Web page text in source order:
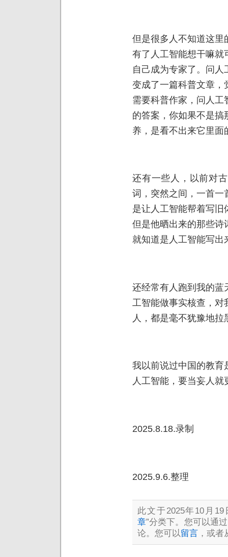
但是很多人不知道这里
有了人工智能想干嘛就
自己成为专家了。问
变成了一篇科普文章，
需要科普作家，问人
的答案，你如果不是
养，是看不出来它里
还有一些人，以前对
词，突然之间，一首一
是让人工智能帮着写
但是他晒出来的那些诗
就知道是人工智能写出
还经常有人跑到我的蓝
工智能做事实核查，
人，都是毫不犹豫地拉
我以前说过中国的教育
人工智能，要当妄人就
2025.8.18.录制
2025.9.6.整理
此文于2025年10月
章”分类下。您可以通过
论。您可以留言 ，或